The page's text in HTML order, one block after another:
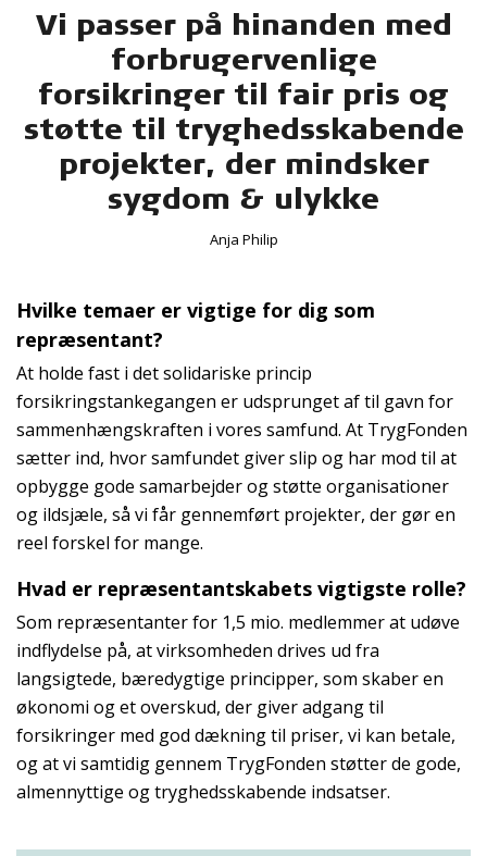
Vi passer på hinanden med
forbrugervenlige
forsikringer til fair pris og
støtte til tryghedsskabende
projekter, der mindsker
sygdom & ulykke
Anja Philip
Hvilke temaer er vigtige for dig som
repræsentant?
At holde fast i det solidariske princip
forsikringstankegangen er udsprunget af til gavn for
sammenhængskraften i vores samfund. At TrygFonden
sætter ind, hvor samfundet giver slip og har mod til at
opbygge gode samarbejder og støtte organisationer
og ildsjæle, så vi får gennemført projekter, der gør en
reel forskel for mange.
Hvad er repræsentantskabets vigtigste rolle?
Som repræsentanter for 1,5 mio. medlemmer at udøve
indflydelse på, at virksomheden drives ud fra
langsigtede, bæredygtige principper, som skaber en
økonomi og et overskud, der giver adgang til
forsikringer med god dækning til priser, vi kan betale,
og at vi samtidig gennem TrygFonden støtter de gode,
almennyttige og tryghedsskabende indsatser.